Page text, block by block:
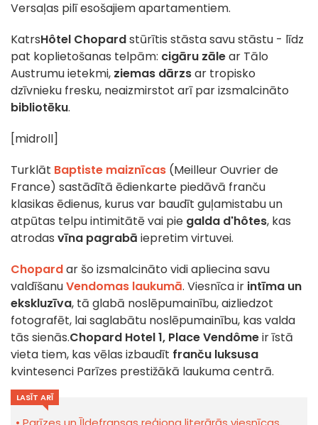
Versaļas pilī esošajiem apartamentiem.
KatrsHôtel Chopardstūrītis stāsta savu stāstu - līdz
pat koplietošanas telpām: cigāru zālear Tālo
Austrumu ietekmi, ziemas dārzsar tropisko
dzīvnieku fresku, neaizmirstot arī par izsmalcināto
bibliotēku.
[midroll]
Turklāt Baptiste maiznīcas (Meilleur Ouvrier de
France) sastādītā ēdienkarte piedāvā franču
klasikas ēdienus, kurus var baudīt guļamistabu un
atpūtas telpu intimitātē vai pie galda d'hôtes, kas
atrodas vīna pagrabā iepretim virtuvei.
Chopardar šo izsmalcināto vidi apliecina savu
valdīšanuVendomas laukumā. Viesnīca ir intīma un
ekskluzīva, tā glabā noslēpumainību, aizliedzot
fotografēt, lai saglabātu noslēpumainību, kas valda
tās sienās.Chopard Hotel 1, Place Vendômeir īstā
vieta tiem, kas vēlas izbaudīt franču luksusa
kvintesenci Parīzes prestižākā laukuma centrā.
LASĪT ARĪ